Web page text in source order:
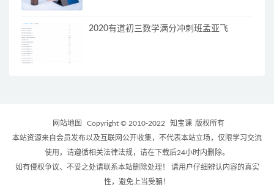
2020有道初三数学满分冲刺班孟亚飞
网站地图 Copyright © 2010-2022 知宝课 版权所有
本站资源来自会员发布以及互联网公开收集，不代表本站立场，仅限学习交流
使用，请遵循相关法律法规，请在下载后24小时内删除。
如有侵权争议、不妥之处请联系本站删除处理！ 请用户仔细辨认内容的真实
性，避免上当受骗！